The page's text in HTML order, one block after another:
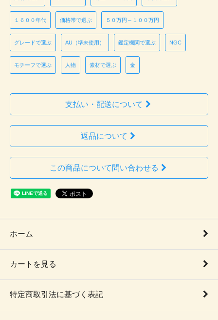
１６００年代 価格帯で選ぶ ５０万円～１００万円
グレードで選ぶ AU（準未使用） 鑑定機関で選ぶ NGC
モチーフで選ぶ 人物 素材で選ぶ 金
支払い・配送について
返品について
この商品について問い合わせる
ホーム
カートを見る
特定商取引法に基づく表記